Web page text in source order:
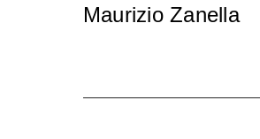
Maurizio Zanella